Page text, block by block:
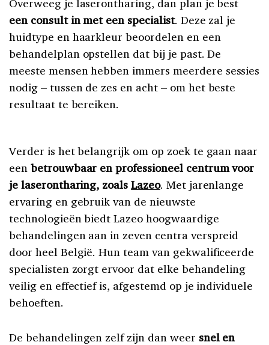
een consult in met een specialist. Deze zal je
huidtype en haarkleur beoordelen en een
behandelplan opstellen dat bij je past. De
meeste mensen hebben immers meerdere sessies
nodig – tussen de zes en acht – om het beste
resultaat te bereiken.
Verder is het belangrijk om op zoek te gaan naar
een betrouwbaar en professioneel centrum voor
je laserontharing, zoalsLazeo. Met jarenlange
ervaring en gebruik van de nieuwste
technologieën biedt Lazeo hoogwaardige
behandelingen aan in zeven centra verspreid
door heel België. Hun team van gekwalificeerde
specialisten zorgt ervoor dat elke behandeling
veilig en effectief is, afgestemd op je individuele
behoeften.
De behandelingen zelf zijn dan weer snel en